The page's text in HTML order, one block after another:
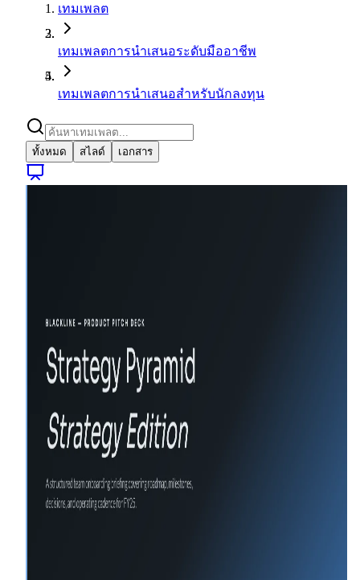
เทมเพลต
เทมเพลตการนำเสนอระดับมืออาชีพ
เทมเพลตการนำเสนอสำหรับนักลงทุน
ทั้งหมด สไลด์ เอกสาร